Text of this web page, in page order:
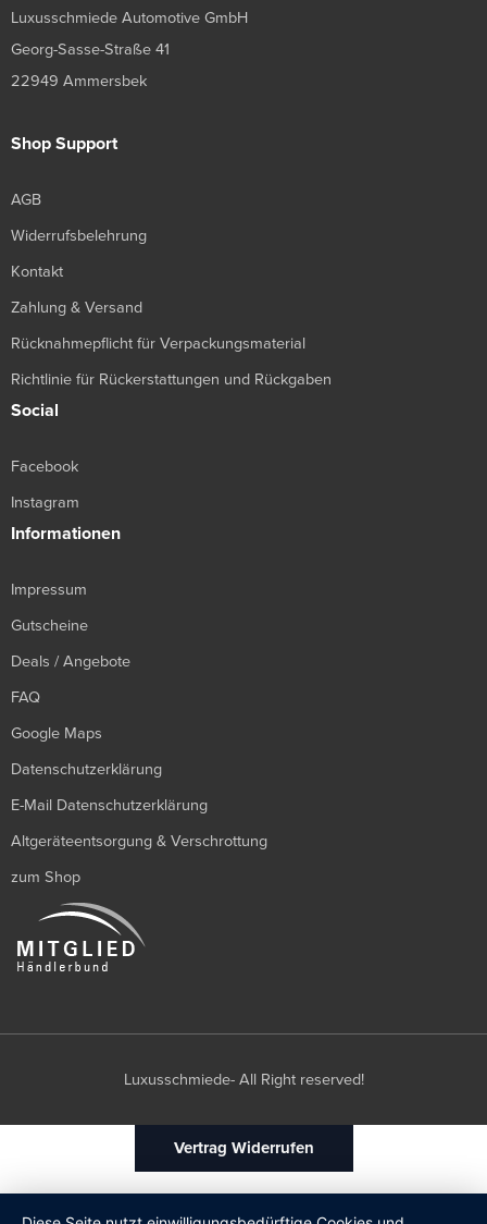
Luxusschmiede Automotive GmbH
Georg-Sasse-Straße 41
22949 Ammersbek
Shop Support
AGB
Widerrufsbelehrung
Kontakt
Zahlung & Versand
Rücknahmepflicht für Verpackungsmaterial
Richtlinie für Rückerstattungen und Rückgaben
Social
Facebook
Instagram
Informationen
Impressum
Gutscheine
Deals / Angebote
FAQ
Google Maps
Datenschutzerklärung
E-Mail Datenschutzerklärung
Altgeräteentsorgung & Verschrottung
zum Shop
Luxusschmiede- All Right reserved!
Vertrag Widerrufen